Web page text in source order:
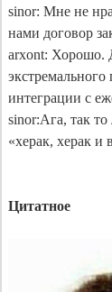
sinor: Мне не
нами договор
arxont: Хорошо.
интеграции с
sinor:Ага, так
«херак, херак и
Цитатное